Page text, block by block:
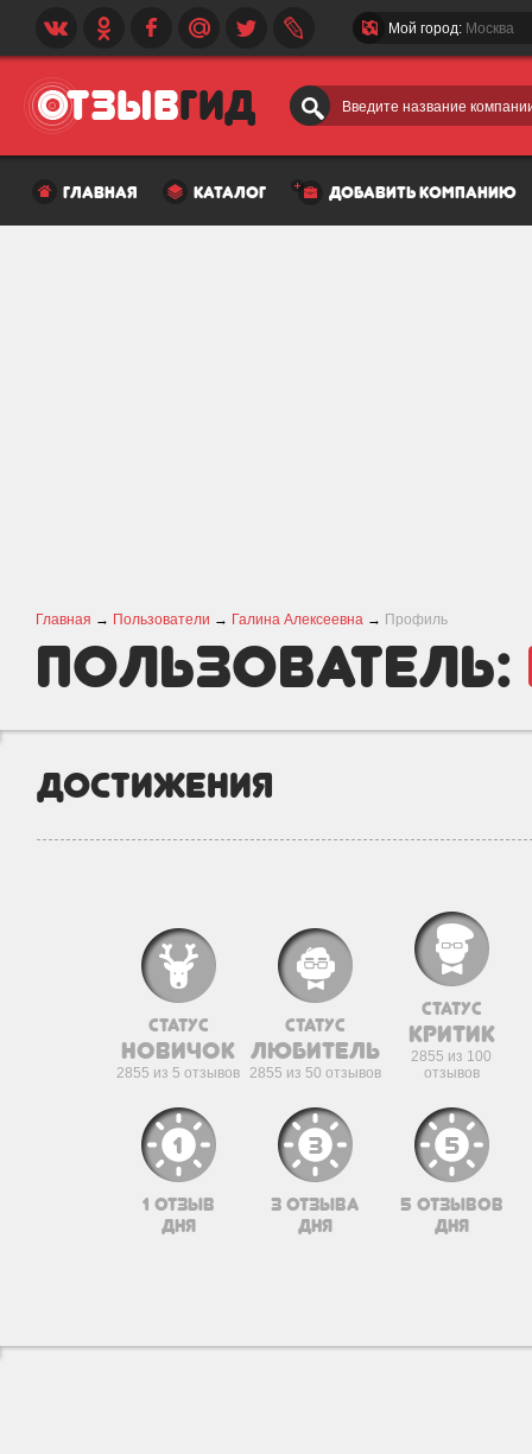
Введите название
Мой город: Москва
главная каталог добавить компанию
Главная → Пользователи → Галина Алексеевна → Профиль
пользователь:
Достижения
статус
новичок
2855 из 5 отзывов
статус
любитель
2855 из 50 отзывов
статус
критик
2855 из 100
отзывов
1 отзыв
дня
3 отзыва
дня
5 отзывов
дня